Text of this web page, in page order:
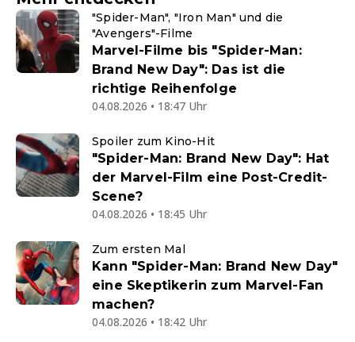
"Spider-Man", "Iron Man" und die
"Avengers"-Filme
Marvel-Filme bis "Spider-Man:
Brand New Day": Das ist die
richtige Reihenfolge
04.08.2026 • 18:47 Uhr
Spoiler zum Kino-Hit
"Spider-Man: Brand New Day": Hat
der Marvel-Film eine Post-Credit-
Scene?
04.08.2026 • 18:45 Uhr
Zum ersten Mal
Kann "Spider-Man: Brand New Day"
eine Skeptikerin zum Marvel-Fan
machen?
04.08.2026 • 18:42 Uhr